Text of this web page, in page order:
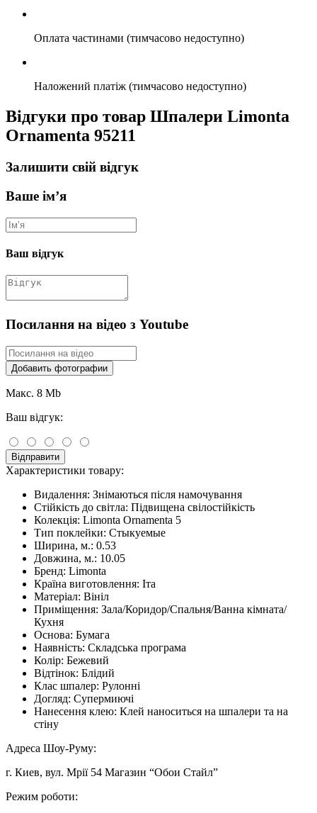
Оплата частинами (тимчасово недоступно)
Наложений платіж (тимчасово недоступно)
Відгуки про товар Шпалери Limonta
Ornamenta 95211
Залишити свій відгук
Ваше ім’я
Ваш відгук
Посилання на відео з Youtube
Добавить фотографии
Макс. 8 Mb
Ваш відгук:
Відправити
Характеристики товару:
Видалення: Знімаються після намочування
Стійкість до світла: Підвищена свілостійкість
Колекція: Limonta Ornamenta 5
Тип поклейки: Стыкуемые
Ширина, м.: 0.53
Довжина, м.: 10.05
Бренд: Limonta
Країна виготовлення: Іта
Матеріал: Вініл
Приміщення: Зала/Коридор/Спальня/Ванна кімната/
Кухня
Основа: Бумага
Наявність: Складська програма
Колір: Бежевий
Відтінок: Блідий
Клас шпалер: Рулонні
Догляд: Супермиючі
Нанесення клею: Клей наноситься на шпалери та на
стіну
Адреса Шоу-Руму:
г. Киев, вул. Мрії 54 Магазин “Обои Стайл”
Режим роботи: